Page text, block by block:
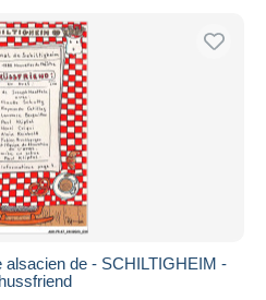
alsacien de - SCHILTIGHEIM -